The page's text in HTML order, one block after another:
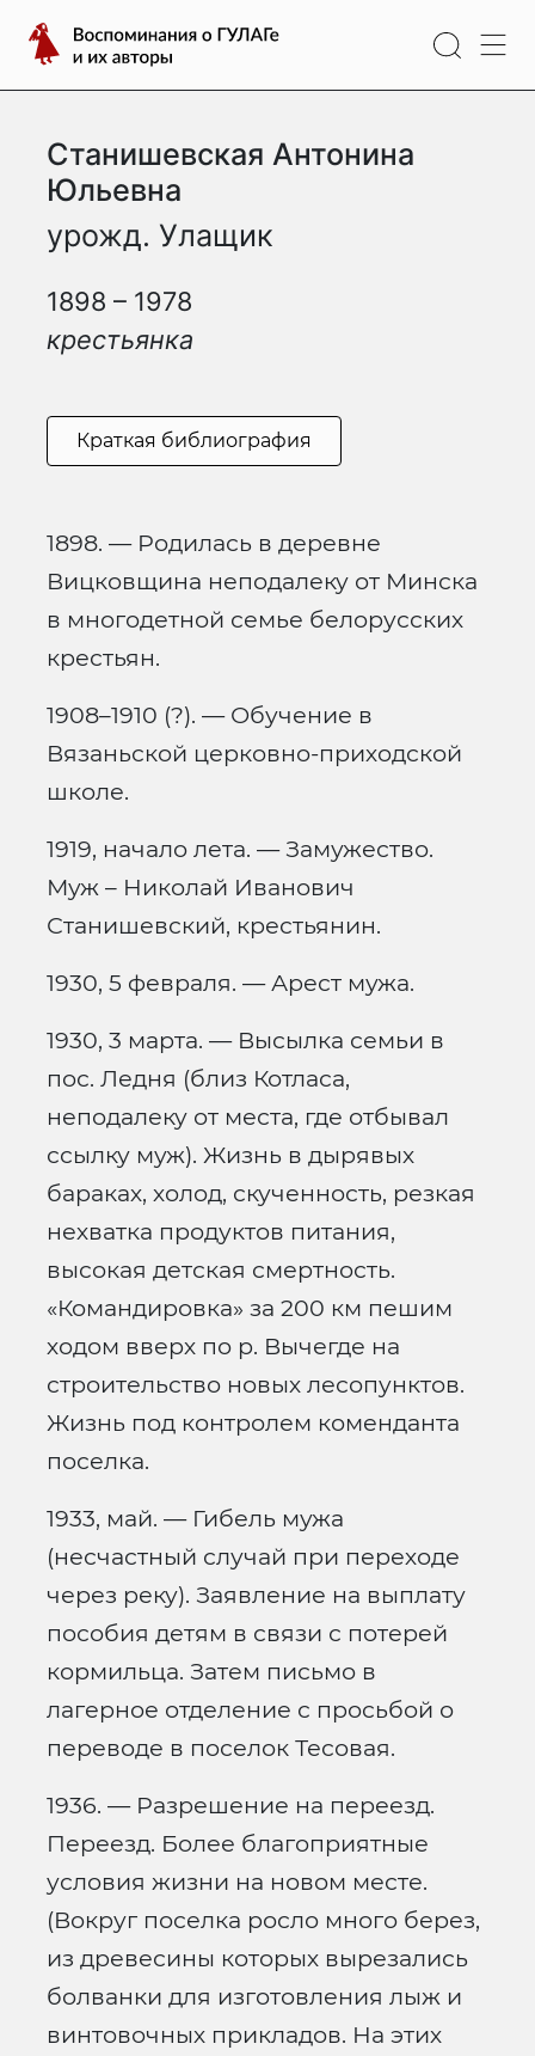
содержимому
Воспоминания
о
ГУЛАГе
их
авторы
Станишевская Антонина
Юльевна
урожд. Улащик
1898 – 1978
крестьянка
Краткая библиография
1898. — Родилась в деревне
Вицковщина неподалеку от Минска
в многодетной семье белорусских
крестьян.
1908–1910 (?). — Обучение в
Вязаньской церковно-приходской
школе.
1919, начало лета. — Замужество.
Муж – Николай Иванович
Станишевский, крестьянин.
1930, 5 февраля. — Арест мужа.
1930, 3 марта. — Высылка семьи в
пос. Ледня (близ Котласа,
неподалеку от места, где отбывал
ссылку муж). Жизнь в дырявых
бараках, холод, скученность, резкая
нехватка продуктов питания,
высокая детская смертность.
«Командировка» за 200 км пешим
ходом вверх по р. Вычегде на
строительство новых лесопунктов.
Жизнь под контролем коменданта
поселка.
1933, май. — Гибель мужа
(несчастный случай при переходе
через реку). Заявление на выплату
пособия детям в связи с потерей
кормильца. Затем письмо в
лагерное отделение с просьбой о
переводе в поселок Тесовая.
1936. — Разрешение на переезд.
Переезд. Более благоприятные
условия жизни на новом месте.
(Вокруг поселка росло много берез,
из древесины которых вырезались
болванки для изготовления лыж и
винтовочных прикладов. На этих